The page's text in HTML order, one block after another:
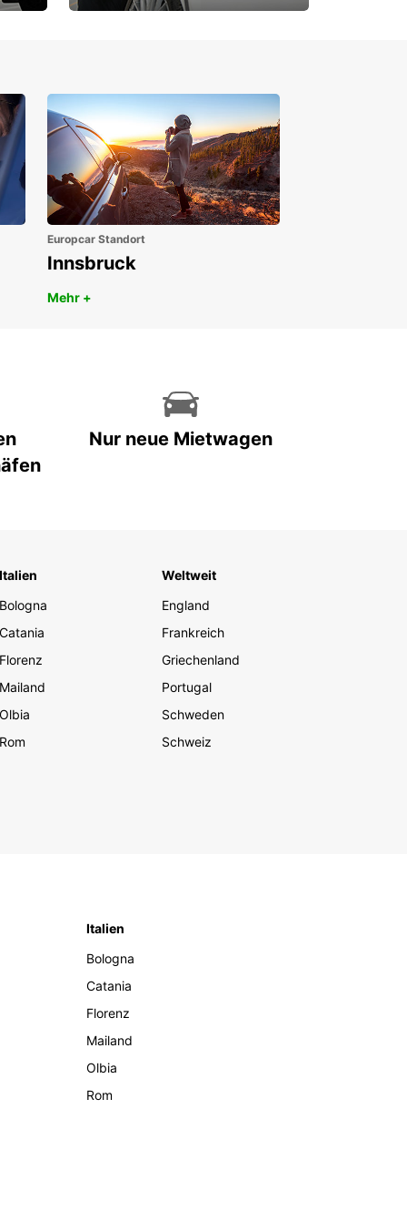
Europcar Standort
Innsbruck
Mehr +
Nur neue Mietwagen
Italien
Bologna
Catania
Florenz
Mailand
Olbia
Rom
Weltweit
England
Frankreich
Griechenland
Portugal
Schweden
Schweiz
Italien
Bologna
Catania
Florenz
Mailand
Olbia
Rom